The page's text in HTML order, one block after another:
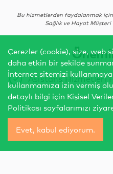
Bu hizmetlerden faydalanmak
Sağlık ve Hayat
Asistans Hizmetleri
Çerezler (cookie), size, web
daha etkin bir şekilde
İnternet sitemizi
kullanmamıza izin vermiş
detaylı bilgi için Kişisel
Politikası sayfalarımızı
Evet, kabul ediyorum.